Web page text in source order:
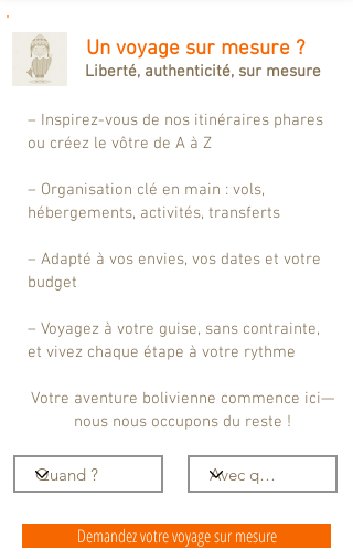
Un voyage sur mesure ?
Liberté, authenticité, sur mesure
– Inspirez-vous de nos itinéraires phares
ou créez le vôtre de A à Z
– Organisation clé en main : vols,
hébergements, activités, transferts
– Adapté à vos envies, vos dates et votre
budget
– Voyagez à votre guise, sans contrainte,
et vivez chaque étape à votre rythme
Votre aventure bolivienne commence ici—
nous nous occupons du reste !
Demandez votre voyage sur mesure